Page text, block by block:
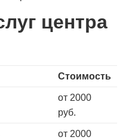
центра
Стоимость
от 2000
руб.
от 2000